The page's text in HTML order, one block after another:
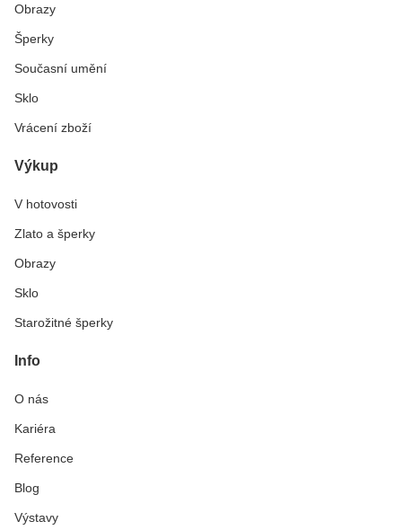
Obrazy
Šperky
Současní umění
Sklo
Vrácení zboží
Výkup
V hotovosti
Zlato a šperky
Obrazy
Sklo
Starožitné šperky
Info
O nás
Kariéra
Reference
Blog
Výstavy